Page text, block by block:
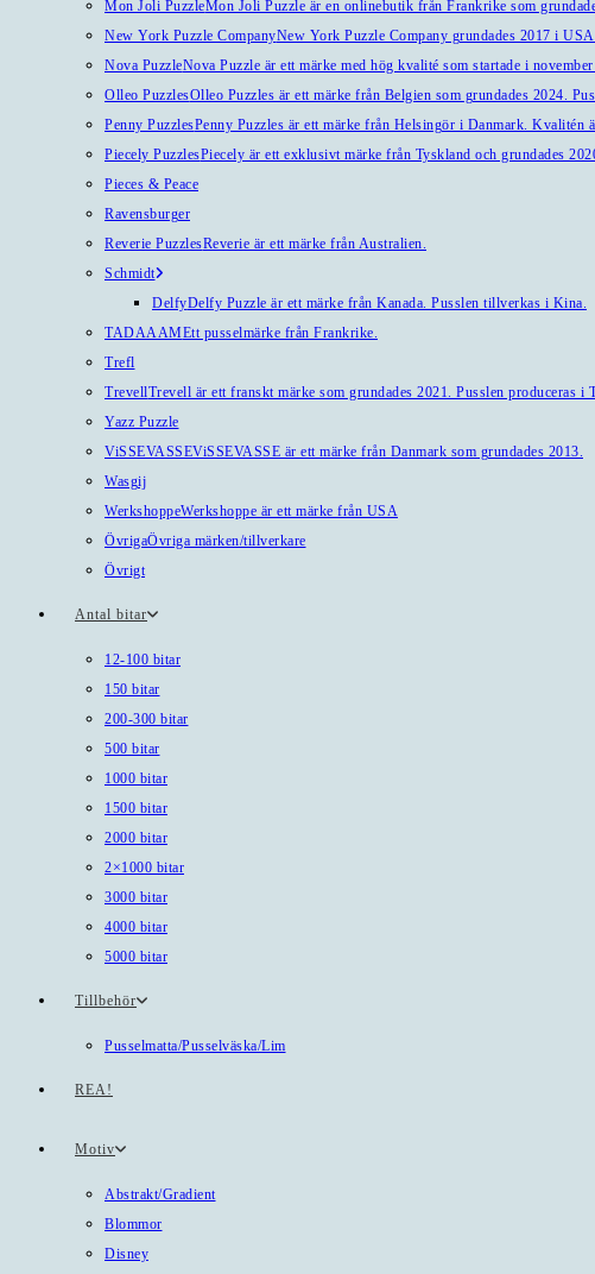
Mon Joli PuzzleMon Joli Puzzle är en onlinebutik från Frankrike som
New York Puzzle CompanyNew York Puzzle Company grundades 2017 i
Nova PuzzleNova Puzzle är ett märke med hög kvalité som startade i
Olleo PuzzlesOlleo Puzzles är ett märke från Belgien som grundades 2024.
Penny PuzzlesPenny Puzzles är ett märke från Helsingör i Danmark.
Piecely PuzzlesPiecely är ett exklusivt märke från Tyskland och grundades
Pieces & Peace
Ravensburger
Reverie PuzzlesReverie är ett märke från Australien.
Schmidt
DelfyDelfy Puzzle är ett märke från Kanada. Pusslen tillverkas i Kina.
TADAAAMEtt pusselmärke från Frankrike.
Trefl
TrevellTrevell är ett franskt märke som grundades 2021. Pusslen produceras i
Yazz Puzzle
ViSSEVASSEViSSEVASSE är ett märke från Danmark som grundades 2013.
Wasgij
WerkshoppeWerkshoppe är ett märke från USA
ÖvrigaÖvriga märken/tillverkare
Övrigt
Antal bitar
12-100 bitar
150 bitar
200-300 bitar
500 bitar
1000 bitar
1500 bitar
2000 bitar
2×1000 bitar
3000 bitar
4000 bitar
5000 bitar
Tillbehör
Pusselmatta/Pusselväska/Lim
REA!
Motiv
Abstrakt/Gradient
Blommor
Disney